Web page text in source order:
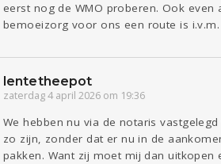
eerst nog de WMO proberen. Ook
bemoeizorg voor ons een route is
lentetheepot
zaterdag 4 april 2026 om 19:36
We hebben nu via de notaris
zo zijn, zonder dat er nu in de
pakken. Want zij moet mij dan